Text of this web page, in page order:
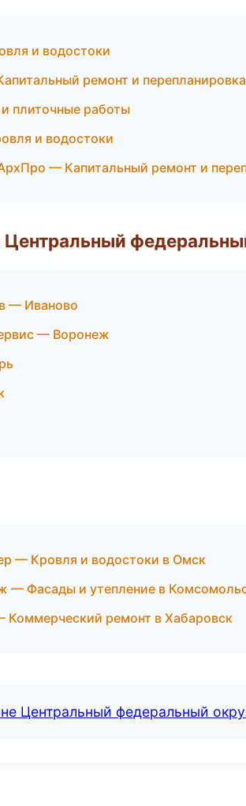
и водостоки
ремонт и перепланировка
плиточные работы
и водостоки
— Капитальный ремонт и
Центральный
— Иваново
— Воронеж
— Кровля и водостоки в Омск
— Фасады и утепление в
Коммерческий ремонт в Хабаровск
Центральный федеральный